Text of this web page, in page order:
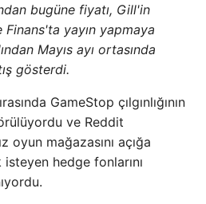
bugüne fiyatı, Gill'in
yayın yapmaya
Mayıs ayı ortasında
gösterdi.
GameStop çılgınlığının
ve Reddit
oyun mağazasını açığa
hedge fonlarını